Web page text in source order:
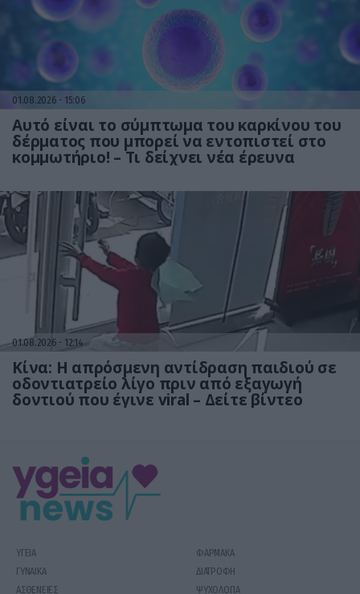
01.08.2026 15:06
Αυτό είναι το σύμπτωμα του καρκίνου του
δέρματος που μπορεί να εντοπιστεί στο
κομμωτήριο! – Τι δείχνει νέα έρευνα
01.08.2026 12:14
Κίνα: Η απρόσμενη αντίδραση παιδιού σε
οδοντιατρείο λίγο πριν από εξαγωγή
δοντιού που έγινε viral – Δείτε βίντεο
ΥΓΕΙΑ
ΦΑΡΜΑΚΑ
ΓΥΝΑΙΚΑ
ΔΙΑΤΡΟΦΗ
ΑΣΘΕΝΕΙΕΣ
ΨΥΧΟΛΟΓΙΑ